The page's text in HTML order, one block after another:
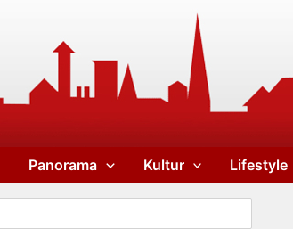
Panorama Kultur Lifestyle